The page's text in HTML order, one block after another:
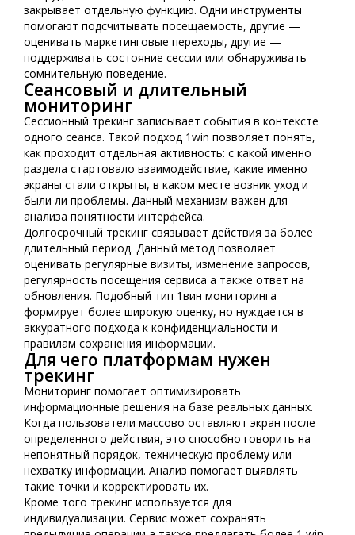
закрывает отдельную функцию. Одни инструменты
помогают подсчитывать посещаемость, другие —
оценивать маркетинговые переходы, другие —
поддерживать состояние сессии или обнаруживать
сомнительную поведение.
Сеансовый и длительный
мониторинг
Сессионный трекинг записывает события в контексте
одного сеанса. Такой подход 1win позволяет понять,
как проходит отдельная активность: с какой именно
раздела стартовало взаимодействие, какие именно
экраны стали открыты, в каком месте возник уход и
были ли проблемы. Данный механизм важен для
анализа понятности интерфейса.
Долгосрочный трекинг связывает действия за более
длительный период. Данный метод позволяет
оценивать регулярные визиты, изменение запросов,
регулярность посещения сервиса а также ответ на
обновления. Подобный тип 1вин мониторинга
формирует более широкую оценку, но нуждается в
аккуратного подхода к конфиденциальности и
правилам сохранения информации.
Для чего платформам нужен
трекинг
Мониторинг помогает оптимизировать
информационные решения на базе реальных данных.
Когда пользователи массово оставляют экран после
определенного действия, это способно говорить на
непонятный порядок, техническую проблему или
нехватку информации. Анализ помогает выявлять
такие точки и корректировать их.
Кроме того трекинг используется для
индивидуализации. Сервис может сохранять